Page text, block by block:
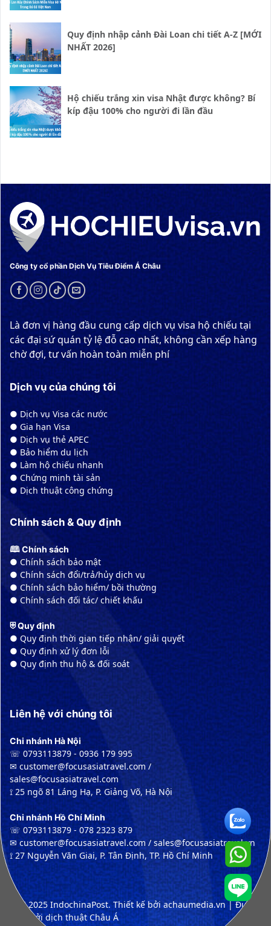
Quy định nhập cảnh Đài Loan chi tiết A-Z [MỚI
NHẤT 2026]
Hộ chiếu trắng xin visa Nhật được không? Bí
kíp đậu 100% cho người đi lần đầu
Công ty cổ phần Dịch Vụ Tiêu Điểm Á Châu
Là đơn vị hàng đầu cung cấp dịch vụ visa hộ chiếu tại
các đại sứ quán tỷ lệ đỗ cao nhất, không cần xếp hàng
chờ đợi, tư vấn hoàn toàn miễn phí
Dịch vụ của chúng tôi
● Dịch vụ Visa các nước
● Gia hạn Visa
● Dịch vụ thẻ APEC
● Bảo hiểm du lịch
● Làm hộ chiếu nhanh
● Chứng minh tài sản
● Dịch thuật công chứng
Chính sách & Quy định
🕮 Chính sách
● Chính sách bảo mật
● Chính sách đổi/trả/hủy dịch vụ
● Chính sách bảo hiểm/ bồi thường
● Chính sách đối tác/ chiết khấu
⛨ Quy định
● Quy định thời gian tiếp nhận/ giải quyết
● Quy định xử lý đơn lỗi
● Quy định thu hộ & đối soát
Liên hệ với chúng tôi
Chi nhánh Hà Nội
☏ 0793113879 - 0936 179 995
✉︎ customer@focusasiatravel.com /
sales@focusasiatravel.com
⟟ 25 ngõ 81 Láng Hạ, P. Giảng Võ, Hà Nội
Chi nhánh Hồ Chí Minh
☏ 0793113879 - 078 2323 879
✉︎ customer@focusasiatravel.com / sales@focusasiatravel.vn
⟟ 27 Nguyễn Văn Giai, P. Tân Định, TP. Hồ Chí Minh
© ™ 2025 IndochinaPost. Thiết kế bởi achaumedia.vn | Được
dịch bởi dịch thuật Châu Á